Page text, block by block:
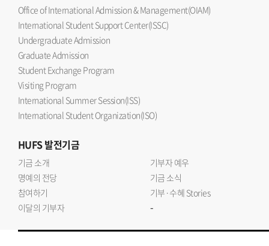
Office of International Admission & Management(OIAM)
International Student Support Center(ISSC)
Undergraduate Admission
Graduate Admission
Student Exchange Program
Visiting Program
International Summer Session(ISS)
International Student Organization(ISO)
HUFS발전기금
기금 소개
기부자 예우
명예의 전당
기금 소식
참여하기
기부·수혜 Stories
이달의 기부자
-